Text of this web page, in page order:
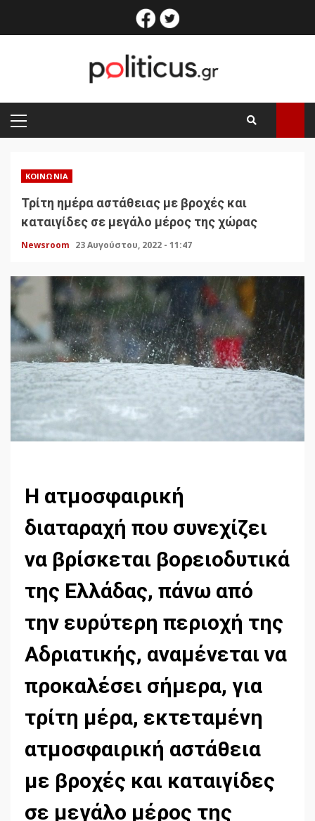
facebook
PRIMARY
MENU
ΚΟΙΝΩΝΊΑ
Τρίτη ημέρα αστάθειας με βροχές και
καταιγίδες σε μεγάλο μέρος της χώρας
Newsroom 23 Αυγούστου, 2022 - 11:47
Η ατμοσφαιρική
διαταραχή που συνεχίζει
να βρίσκεται βορειοδυτικά
της Ελλάδας, πάνω από
την ευρύτερη περιοχή της
Αδριατικής, αναμένεται να
προκαλέσει σήμερα, για
τρίτη μέρα, εκτεταμένη
ατμοσφαιρική αστάθεια
με βροχές και καταιγίδες
σε μεγάλο μέρος της